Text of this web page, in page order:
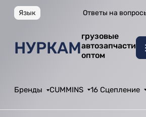
Язык Ответы на
НУРКАМ
грузовые
автозапчасти
оптом
Бренды CUMMINS 16 Сцепление